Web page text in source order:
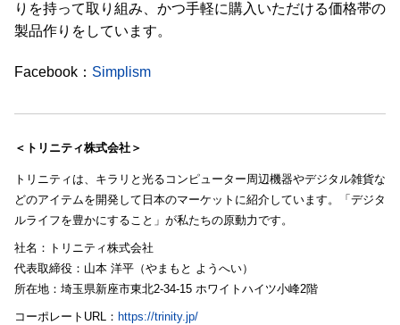
りを持って取り組み、かつ手軽に購入いただける価格帯の
製品作りをしています。
Facebook： Simplism
＜トリニティ株式会社＞
トリニティは、キラリと光るコンピューター周辺機器やデジタル雑貨な
どのアイテムを開発して日本のマーケットに紹介しています。「デジタ
ルライフを豊かにすること」が私たちの原動力です。
社名：トリニティ株式会社
代表取締役：山本 洋平（やまもと ようへい）
所在地：埼玉県新座市東北2-34-15 ホワイトハイツ小峰2階
コーポレートURL： https://trinity.jp/